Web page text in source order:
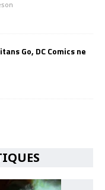
Go, DC Comics ne